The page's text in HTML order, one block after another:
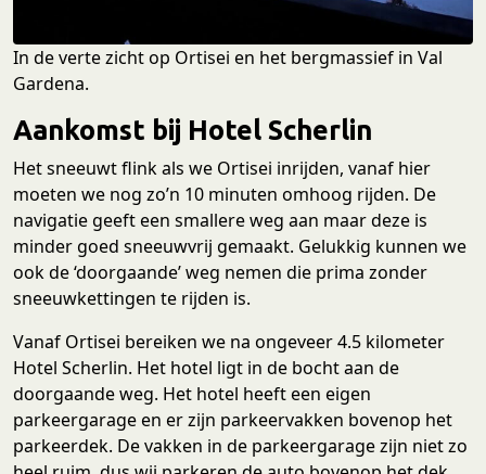
In de verte zicht op Ortisei en het bergmassief in Val
Gardena.
Aankomst bij Hotel Scherlin
Het sneeuwt flink als we Ortisei inrijden, vanaf hier
moeten we nog zo’n 10 minuten omhoog rijden. De
navigatie geeft een smallere weg aan maar deze is
minder goed sneeuwvrij gemaakt. Gelukkig kunnen we
ook de ‘doorgaande’ weg nemen die prima zonder
sneeuwkettingen te rijden is.
Vanaf Ortisei bereiken we na ongeveer 4.5 kilometer
Hotel Scherlin. Het hotel ligt in de bocht aan de
doorgaande weg. Het hotel heeft een eigen
parkeergarage en er zijn parkeervakken bovenop het
parkeerdek. De vakken in de parkeergarage zijn niet zo